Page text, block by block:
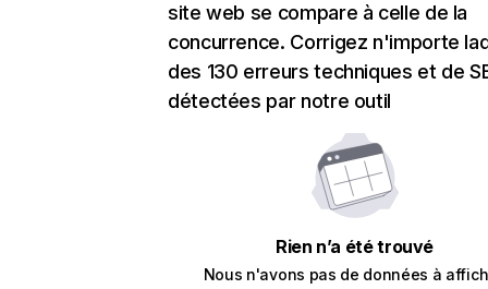
site web se compare à celle de la
concurrence. Corrigez n'importe
des 130 erreurs techniques et de
détectées par notre outil
Rien n’a été trouvé
Nous n'avons pas de données à